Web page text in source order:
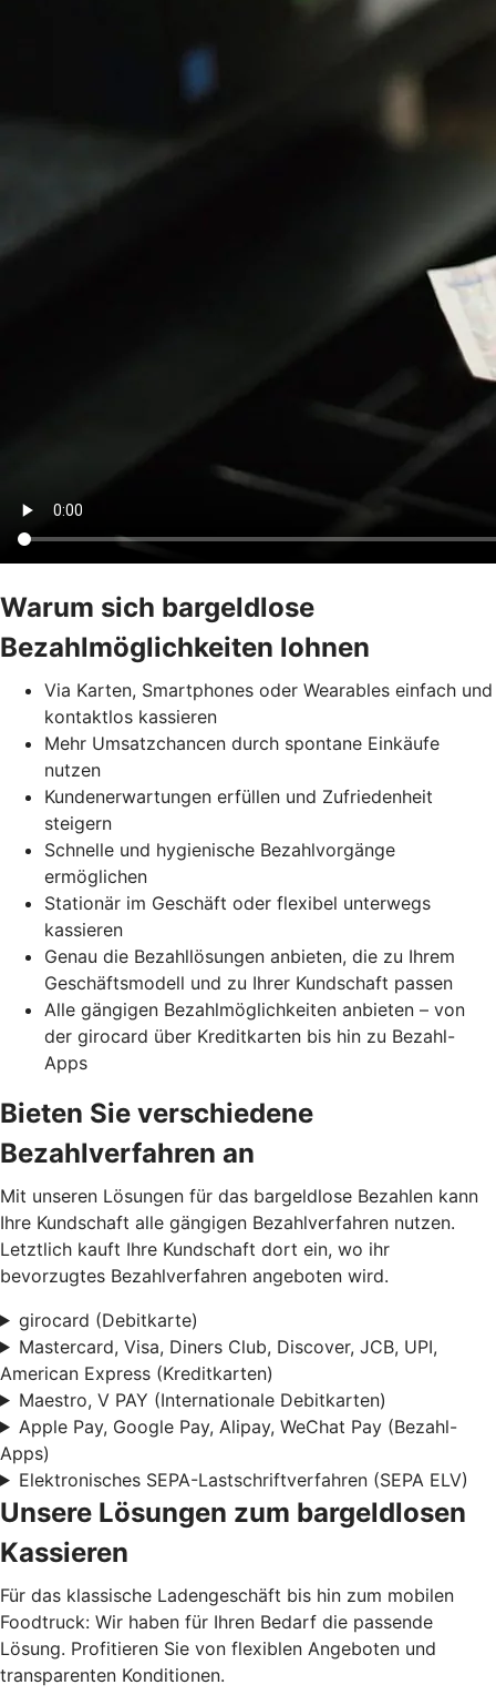
Warum sich bargeldlose
Bezahlmöglichkeiten lohnen
Via Karten, Smartphones oder Wearables einfach und
kontaktlos kassieren
Mehr Umsatzchancen durch spontane Einkäufe
nutzen
Kundenerwartungen erfüllen und Zufriedenheit
steigern
Schnelle und hygienische Bezahlvorgänge
ermöglichen
Stationär im Geschäft oder flexibel unterwegs
kassieren
Genau die Bezahllösungen anbieten, die zu Ihrem
Geschäftsmodell und zu Ihrer Kundschaft passen
Alle gängigen Bezahlmöglichkeiten anbieten – von
der girocard über Kreditkarten bis hin zu Bezahl-
Apps
Bieten Sie verschiedene
Bezahlverfahren an
Mit unseren Lösungen für das bargeldlose Bezahlen kann
Ihre Kundschaft alle gängigen Bezahlverfahren nutzen.
Letztlich kauft Ihre Kundschaft dort ein, wo ihr
bevorzugtes Bezahlverfahren angeboten wird.
girocard (Debitkarte)
Mastercard, Visa, Diners Club, Discover, JCB, UPI,
American Express (Kreditkarten)
Maestro, V PAY (Internationale Debitkarten)
Apple Pay, Google Pay, Alipay, WeChat Pay (Bezahl-
Apps)
Elektronisches SEPA-Lastschriftverfahren (SEPA ELV)
Unsere Lösungen zum bargeldlosen
Kassieren
Für das klassische Ladengeschäft bis hin zum mobilen
Foodtruck: Wir haben für Ihren Bedarf die passende
Lösung. Profitieren Sie von flexiblen Angeboten und
transparenten Konditionen.